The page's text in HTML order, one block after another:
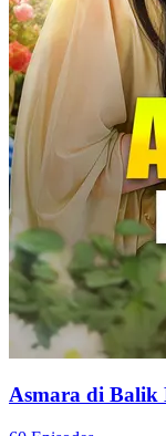
Asmara di Balik